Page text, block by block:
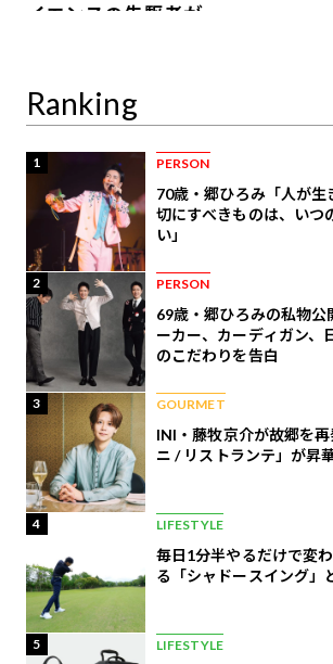
イエンスの先駆者が語
Ranking
1 PERSON
70歳・郷ひろみ「人が生
切にすべきものは、いつ
い」
2 PERSON
69歳・郷ひろみの私物公
ーカー、カーディガン、
のこだわりを告白
3 GOURMET
INI・藤牧京介が故郷を
ニ / リストランテ」が昇
4 LIFESTYLE
毎日1分半やるだけで変
る「シャドースイング」
5 LIFESTYLE